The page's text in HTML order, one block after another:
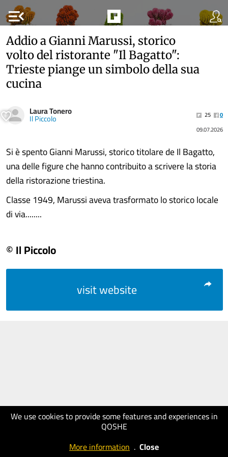
menu_open
We use cookies to provide some features and experiences in
QOSHE
More information . Close
Addio a Gianni Marussi, storico
volto del ristorante "Il Bagatto":
Trieste piange un simbolo della sua
cucina
Laura Tonero
Il Piccolo 25
0
09.07.2026
Si è spento Gianni Marussi, storico titolare de Il Bagatto,
una delle figure che hanno contribuito a scrivere la storia
della ristorazione triestina.
Classe 1949, Marussi aveva trasformato lo storico locale
di via........
© Il Piccolo
visit website